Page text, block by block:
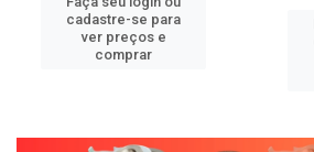
cadastre-se para
ver preços e
comprar